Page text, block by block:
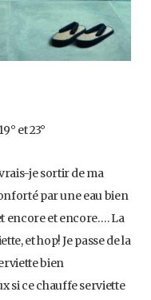
et 23°
je sortir de ma
par une eau bien
encore et encore…. La
et hop! Je passe de la
bien
si ce chauffe serviette